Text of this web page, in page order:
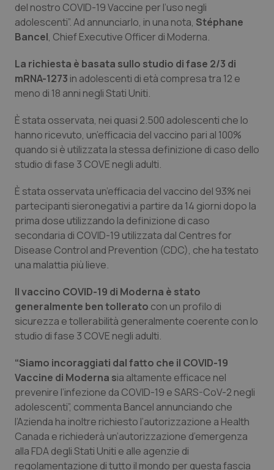
Emilia-Romagna
Lazio
Liguria
Lombardia
Molise
Piemonte
Provincia Autonoma di Bolzano
Provincia Autonoma di Trento
Puglia
Sardegna
Sicilia
Toscana
Umbria
Colesterolo & coronaropatie
Diabete & glucometri
Disturbi dell’umore
Dolore
Epatiti
HIV
Infezioni & Febbre
Ipertensione & Scompenso
Malattie rare
Malattia di Crohn & Rettocolite Ulcerosa
Neuroscienze & patologie neurodegenerative
Obesità
Oftalmologia
del nostro COVID-19 Vaccine per l’uso negli
adolescenti”. Ad annunciarlo, in una nota, Stéphane
Bancel, Chief Executive Officer di Moderna.
La richiesta è basata sullo studio di fase 2/3 di
mRNA-1273 in adolescenti di età compresa tra 12 e
meno di 18 anni negli Stati Uniti.
È stata osservata, nei quasi 2.500 adolescenti che lo
hanno ricevuto, un’efficacia del vaccino pari al 100%
quando si è utilizzata la stessa definizione di caso dello
studio di fase 3 COVE negli adulti.
È stata osservata un’efficacia del vaccino del 93% nei
partecipanti sieronegativi a partire da 14 giorni dopo la
prima dose utilizzando la definizione di caso
secondaria di COVID-19 utilizzata dal Centres for
Disease Control and Prevention (CDC), che ha testato
una malattia più lieve.
Il vaccino COVID-19 di Moderna è stato
generalmente ben tollerato con un profilo di
sicurezza e tollerabilità generalmente coerente con lo
studio di fase 3 COVE negli adulti.
“Siamo incoraggiati dal fatto che il COVID-19
Vaccine di Moderna sia altamente efficace nel
prevenire l’infezione da COVID-19 e SARS-CoV-2 negli
adolescenti”, commenta Bancel annunciando che
l’Azienda ha inoltre richiesto l’autorizzazione a Health
Canada e richiederà un’autorizzazione d’emergenza
alla FDA degli Stati Uniti e alle agenzie di
regolamentazione di tutto il mondo per questa fascia